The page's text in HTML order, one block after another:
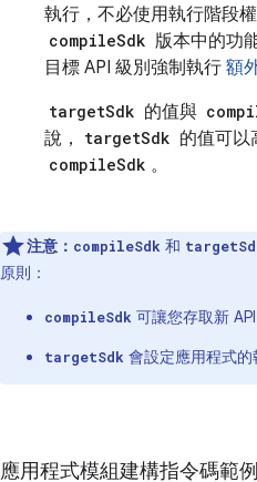
執行，不必使用執行階段
compileSdk 版本中的功
目標 API 級別強制執行 額
targetSdk 的值與
說，
targetSdk 的值可以
compileSdk 。
注意： compileSdk 和
原則：
compileSdk 可讓您存取新 API
targetSdk 會設定應用程式
應用程式模組建構指令碼範例